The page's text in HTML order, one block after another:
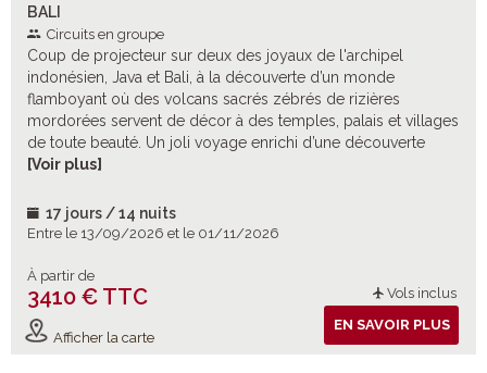
BALI
Circuits en groupe
Coup de projecteur sur deux des joyaux de l'archipel
indonésien, Java et Bali, à la découverte d’un monde
flamboyant où des volcans sacrés zébrés de rizières
mordorées servent de décor à des temples, palais et villages
de toute beauté. Un joli voyage enrichi d’une découverte
hors sentiers des beautés de l’Est balinais.
[Voir plus]
17 jours / 14 nuits
Entre le 13/09/2026 et le 01/11/2026
À partir de
3410 € TTC Vols inclus
Afficher la carte
EN SAVOIR PLUS